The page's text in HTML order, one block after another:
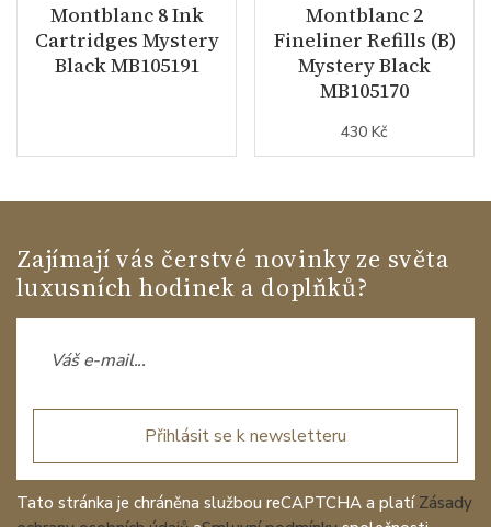
Montblanc 8 Ink
Cartridges Mystery
Black MB105191
Montblanc 2
Fineliner Refills (B)
Mystery Black
MB105170
430 Kč
Zajímají vás čerstvé novinky ze světa
luxusních hodinek a doplňků?
Přihlásit se k newsletteru
Tato stránka je chráněna službou reCAPTCHA a platí Zásady